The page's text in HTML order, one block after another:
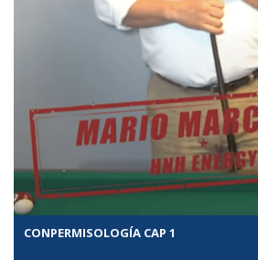
CONPERMISOLOGÍA CAP 1